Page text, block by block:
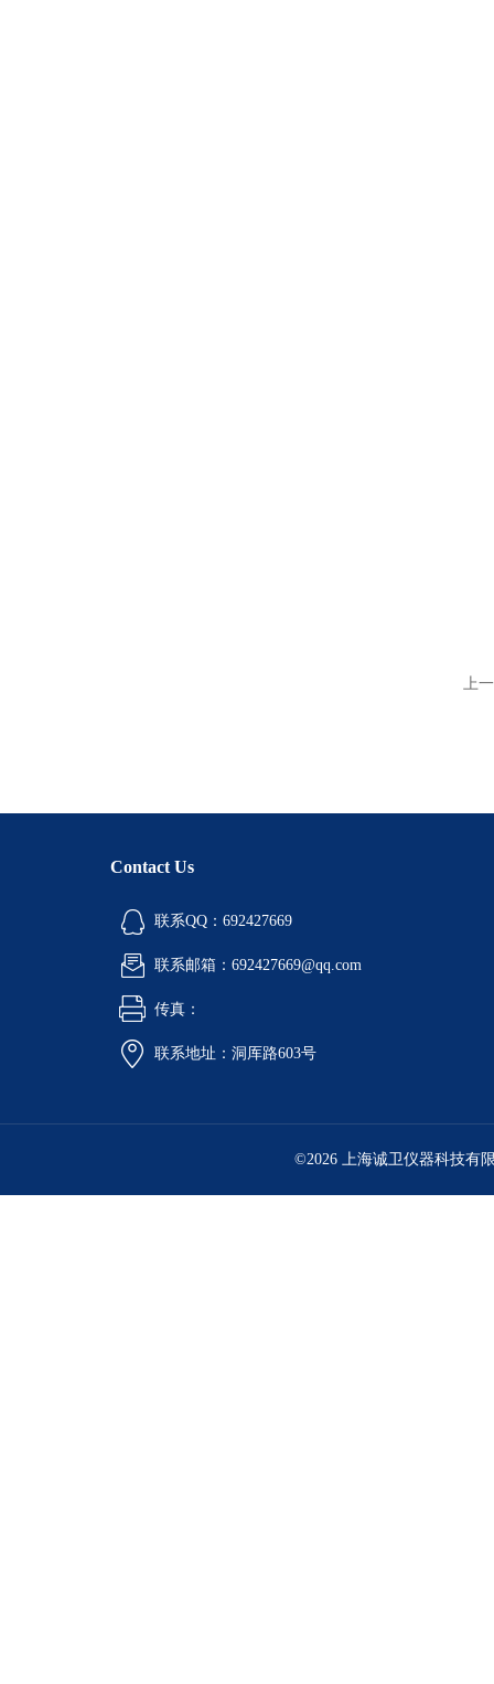
上
Contact Us
联系QQ：692427669
联系邮箱：692427669@qq.com
传真：
联系地址：洞厍路603号
©2026 上海诚卫仪器科技有